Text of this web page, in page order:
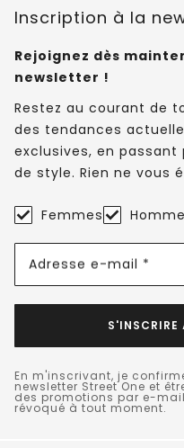
Inscription à la
Rejoignez dès
newsletter !
Restez au courant de
des tendances
exclusives, en
de style. Rien ne vous
Femmes
Adresse e-mail *
S'INSCRIRE
En m'inscrivant, je
newsletter Street One et
des promotions par e-
révoqué à tout moment.